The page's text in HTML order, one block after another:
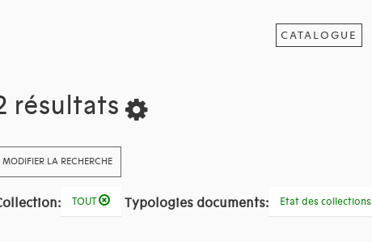
CATALOGUE
résultats
MODIFIER LA RECHERCHE
TOUT Typologies documents: Etat des collections